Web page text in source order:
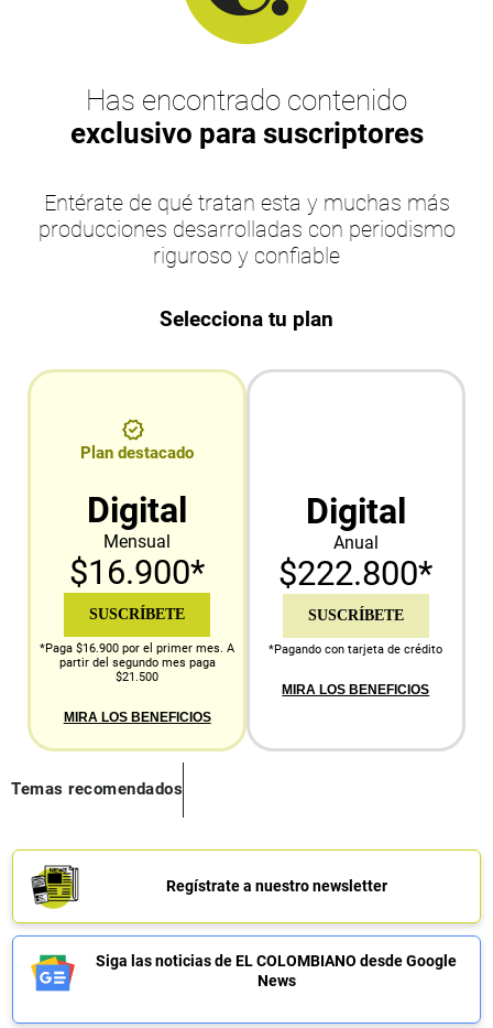
Has encontrado contenido
exclusivo para suscriptores
Entérate de qué tratan esta y muchas más
producciones desarrolladas con periodismo
riguroso y confiable
Selecciona tu plan
Plan destacado
Digital
Mensual
$16.900*
SUSCRÍBETE
*Paga $16.900 por el primer mes. A
partir del segundo mes paga
$21.500
MIRA LOS BENEFICIOS
Digital
Anual
$222.800*
SUSCRÍBETE
*Pagando con tarjeta de crédito
MIRA LOS BENEFICIOS
Temas recomendados
Regístrate a nuestro newsletter
Siga las noticias de EL COLOMBIANO desde Google
News